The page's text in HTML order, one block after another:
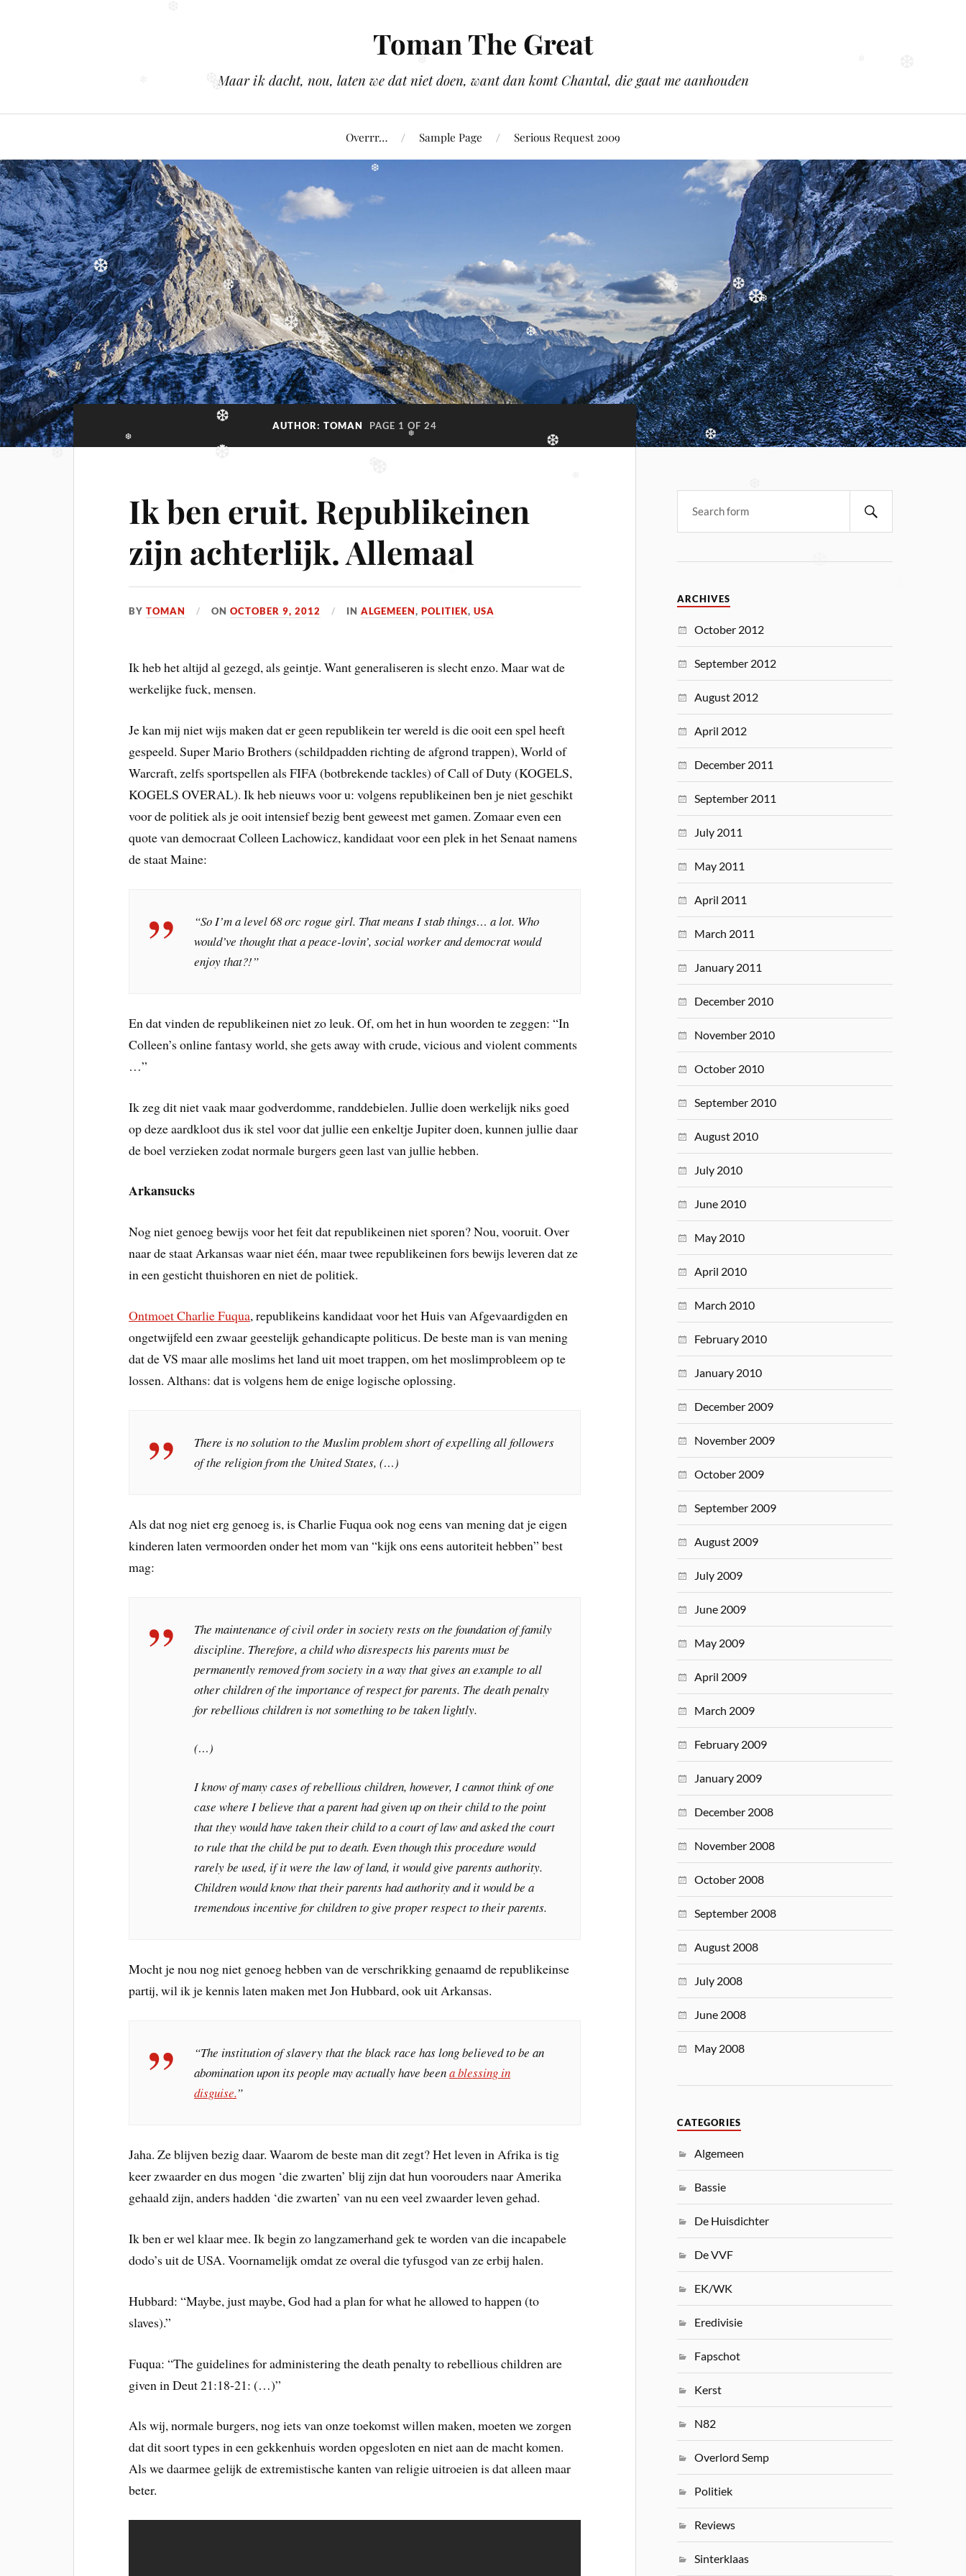
❆
❆
❆
❆
❆ ❆
❆
❆
❆
❆
❆
❆
Toman The Great
Maar ik dacht, nou, laten we dat niet doen, want dan komt Chantal, die gaat me aanhouden
Overrr… Sample Page Serious Request 2009
AUTHOR:TOMAN PAGE 1 OF 24
Ik ben eruit. Republikeinen
zijn achterlijk. Allemaal
BYTOMAN ONOCTOBER 9, 2012 INALGEMEEN,POLITIEK,USA
Ik heb het altijd al gezegd, als geintje. Want generaliseren is slecht enzo. Maar wat de
werkelijke fuck, mensen.
Je kan mij niet wijs maken dat er geen republikein ter wereld is die ooit een spel heeft
gespeeld. Super Mario Brothers (schildpadden richting de afgrond trappen), World of
Warcraft, zelfs sportspellen als FIFA (botbrekende tackles) of Call of Duty (KOGELS,
KOGELS OVERAL). Ik heb nieuws voor u: volgens republikeinen ben je niet geschikt
voor de politiek als je ooit intensief bezig bent geweest met gamen. Zomaar even een
quote van democraat Colleen Lachowicz, kandidaat voor een plek in het Senaat namens
de staat Maine:
“So I’m a level 68 orc rogue girl. That means I stab things… a lot. Who
would’ve thought that a peace-lovin’, social worker and democrat would
enjoy that?!”
En dat vinden de republikeinen niet zo leuk. Of, om het in hun woorden te zeggen: “In
Colleen’s online fantasy world, she gets away with crude, vicious and violent comments
…”
Ik zeg dit niet vaak maar godverdomme, randdebielen. Jullie doen werkelijk niks goed
op deze aardkloot dus ik stel voor dat jullie een enkeltje Jupiter doen, kunnen jullie daar
de boel verzieken zodat normale burgers geen last van jullie hebben.
Arkansucks
Nog niet genoeg bewijs voor het feit dat republikeinen niet sporen? Nou, vooruit. Over
naar de staat Arkansas waar niet één, maar twee republikeinen fors bewijs leveren dat ze
in een gesticht thuishoren en niet de politiek.
Ontmoet Charlie Fuqua, republikeins kandidaat voor het Huis van Afgevaardigden en
ongetwijfeld een zwaar geestelijk gehandicapte politicus. De beste man is van mening
dat de VS maar alle moslims het land uit moet trappen, om het moslimprobleem op te
lossen. Althans: dat is volgens hem de enige logische oplossing.
There is no solution to the Muslim problem short of expelling all followers
of the religion from the United States, (…)
Als dat nog niet erg genoeg is, is Charlie Fuqua ook nog eens van mening dat je eigen
kinderen laten vermoorden onder het mom van “kijk ons eens autoriteit hebben” best
mag:
The maintenance of civil order in society rests on the foundation of family
discipline. Therefore, a child who disrespects his parents must be
permanently removed from society in a way that gives an example to all
other children of the importance of respect for parents. The death penalty
for rebellious children is not something to be taken lightly.
(…)
I know of many cases of rebellious children, however, I cannot think of one
case where I believe that a parent had given up on their child to the point
that they would have taken their child to a court of law and asked the court
to rule that the child be put to death. Even though this procedure would
rarely be used, if it were the law of land, it would give parents authority.
Children would know that their parents had authority and it would be a
tremendous incentive for children to give proper respect to their parents.
Mocht je nou nog niet genoeg hebben van de verschrikking genaamd de republikeinse
partij, wil ik je kennis laten maken met Jon Hubbard, ook uit Arkansas.
“The institution of slavery that the black race has long believed to be an
abomination upon its people may actually have beena blessing in
disguise.”
Jaha. Ze blijven bezig daar. Waarom de beste man dit zegt? Het leven in Afrika is tig
keer zwaarder en dus mogen ‘die zwarten’ blij zijn dat hun voorouders naar Amerika
gehaald zijn, anders hadden ‘die zwarten’ van nu een veel zwaarder leven gehad.
Ik ben er wel klaar mee. Ik begin zo langzamerhand gek te worden van die incapabele
dodo’s uit de USA. Voornamelijk omdat ze overal die tyfusgod van ze erbij halen.
Hubbard: “Maybe, just maybe, God had a plan for what he allowed to happen (to
slaves).”
Fuqua: “The guidelines for administering the death penalty to rebellious children are
given in Deut 21:18-21: (…)”
Als wij, normale burgers, nog iets van onze toekomst willen maken, moeten we zorgen
dat dit soort types in een gekkenhuis worden opgesloten en niet aan de macht komen.
Als we daarmee gelijk de extremistische kanten van religie uitroeien is dat alleen maar
beter.
ARCHIVES
October 2012
September 2012
August 2012
April 2012
December 2011
September 2011
July 2011
May 2011
April 2011
March 2011
January 2011
December 2010
November 2010
October 2010
September 2010
August 2010
July 2010
June 2010
May 2010
April 2010
March 2010
February 2010
January 2010
December 2009
November 2009
October 2009
September 2009
August 2009
July 2009
June 2009
May 2009
April 2009
March 2009
February 2009
January 2009
December 2008
November 2008
October 2008
September 2008
August 2008
July 2008
June 2008
May 2008
CATEGORIES
Algemeen
Bassie
De Huisdichter
De VVF
EK/WK
Eredivisie
Fapschot
Kerst
N82
Overlord Semp
Politiek
Reviews
Sinterklaas